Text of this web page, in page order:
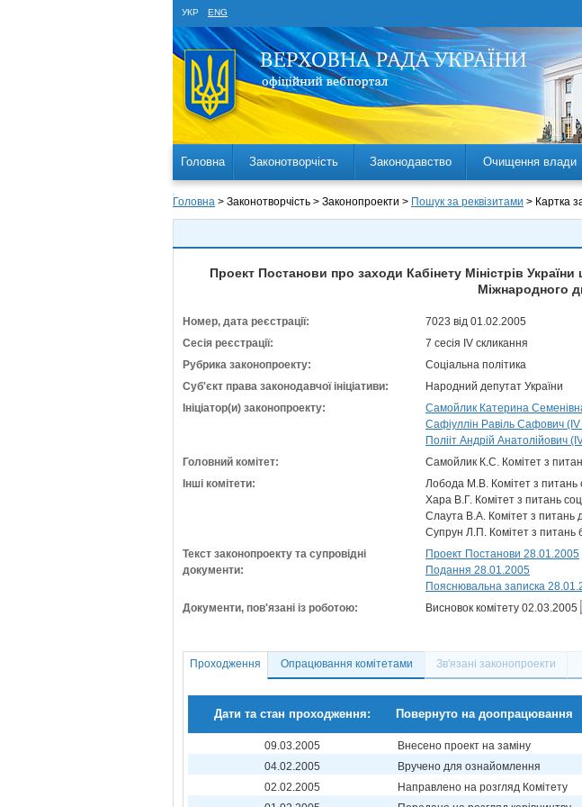
УКР ENG
Головна Законотворчість Законодавство Очищення влади
Головна > Законотворчість > Законопроекти > Пошук за реквізитами > Картка
Проект Постанови про заходи Кабінету Міністрів
Міжнародного
Номер, дата реєстрації:
7023 від 01.02.2005
Сесія реєстрації:
7 сесія IV скликання
Рубрика законопроекту:
Соціальна політика
Суб'єкт права законодавчої ініціативи:
Народний депутат України
Ініціатор(и) законопроекту:
Самойлик Катерина
Сафіуллін Равіль Сафович (IV
Полііт Андрій Анатолійович
Головний комітет:
Самойлик К.С. Комітет з
Інші комітети:
Лобода М.В. Комітет з питань
Хара В.Г. Комітет з питань
Слаута В.А. Комітет з питань
Супрун Л.П. Комітет з питань
Текст законопроекту та супровідні
документи:
Проект Постанови 28.01.2005
Подання 28.01.2005
Пояснювальна записка
Документи, пов'язані із роботою:
Висновок комітету 02.03.2005
Проходження Опрацювання комітетами Зв'язані законопроекти
Дати та стан проходження: Повернуто на доопрацювання
09.03.2005
Внесено проект на заміну
04.02.2005
Вручено для ознайомлення
02.02.2005
Направлено на розгляд Комітету